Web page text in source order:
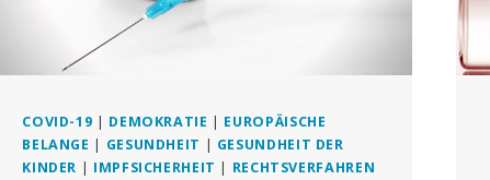
COVID-19 | DEMOKRATIE | EUROPÄISCHE
BELANGE | GESUNDHEIT | GESUNDHEIT DER
KINDER | IMPFSICHERHEIT | RECHTSVERFAHREN